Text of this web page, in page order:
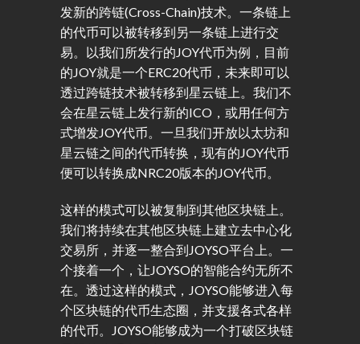
发新的跨链(Cross-Chain)技术。一条链上
的代币可以被转移到另一条链上进行交
易。以我们所发行的JOY代币为例，目前
的JOY就是一个ERC20代币，未来即可以
透过跨链技术被转移到星云链上。我们不
会在星云链上发行新的ICO，或用任何方
式增发JOY代币。一旦我们开放以太坊和
星云链之间的代币转换，现有的JOY代币
便可以转换成NRC20版本的JOY代币。
这样的模式可以被复制到其他区块链上。
我们将持续在其他区块链上建立去中心化
交易所，并逐一整合到JOYSO平台上。一
个接着一个，让JOYSO的智能合约无所不
在。透过这样的模式，JOYSO能够进入每
个区块链的代币生态圈，并支援各式各样
的代币。JOYSO能够成为一个打破区块链